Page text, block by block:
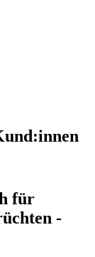
für
-